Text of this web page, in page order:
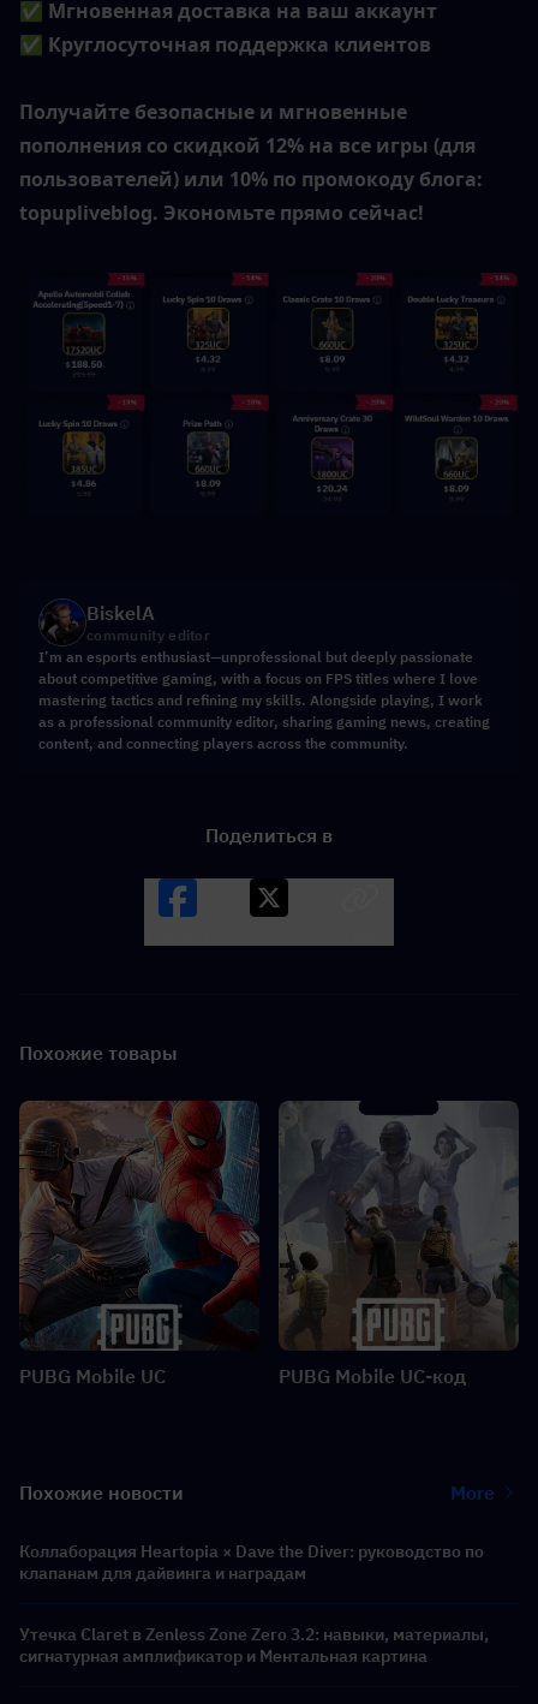
✅ Мгновенная доставка на ваш аккаунт
✅ Круглосуточная поддержка клиентов
Получайте безопасные и мгновенные
пополнения со скидкой 12% на все игры (для
пользователей) или 10% по промокоду блога:
topupliveblog. Экономьте прямо сейчас!
BiskelA
community editor
I’m an esports enthusiast—unprofessional but deeply passionate
about competitive gaming, with a focus on FPS titles where I love
mastering tactics and refining my skills. Alongside playing, I work
as a professional community editor, sharing gaming news, creating
content, and connecting players across the community.
Поделиться в
Похожие товары
PUBG Mobile UC PUBG Mobile UC-код
Похожие новости More
Коллаборация Heartopia × Dave the Diver: руководство по
клапанам для дайвинга и наградам
Утечка Claret в Zenless Zone Zero 3.2: навыки, материалы,
сигнатурная амплификатор и Ментальная картина